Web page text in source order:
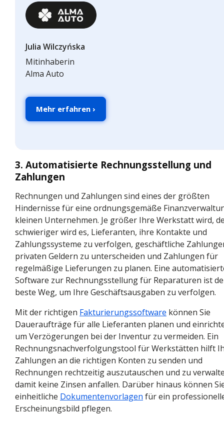
Julia Wilczyńska
Mitinhaberin
Alma Auto
Mehr erfahren ›
3. Automatisierte Rechnungsstellung und
Zahlungen
Rechnungen und Zahlungen sind eines der größten
Hindernisse für eine ordnungsgemäße
kleinen Unternehmen. Je größer Ihre Werkstatt wird,
schwieriger wird es, Lieferanten, ihre Kontakte und
Zahlungssysteme zu verfolgen, geschäftliche
privaten Geldern zu unterscheiden und Zahlungen für
regelmäßige Lieferungen zu planen. Eine
Software zur Rechnungsstellung für Reparaturen ist
beste Weg, um Ihre Geschäftsausgaben zu verfolgen.
Mit der richtigen Fakturierungssoftware können Sie
Daueraufträge für alle Lieferanten planen und
um Verzögerungen bei der Inventur zu vermeiden. Ein
Rechnungsnachverfolgungstool für Werkstätten hilft
Zahlungen an die richtigen Konten zu senden und
Rechnungen rechtzeitig auszutauschen und zu
damit keine Zinsen anfallen. Darüber hinaus können
einheitliche Dokumentenvorlagen für ein
Erscheinungsbild pflegen.